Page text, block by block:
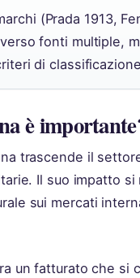
(Prada 1913,
fonti multiple,
di
è
trascende il
Il suo impatto
sui mercati
un fatturato che si